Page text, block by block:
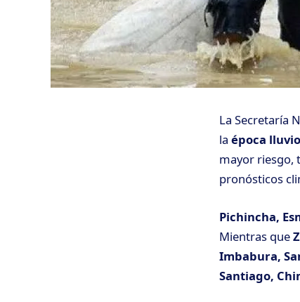
La Secretaría
la época
mayor riesgo,
pronósticos
Pichincha,
Mientras que
Imbabura,
Santiago,